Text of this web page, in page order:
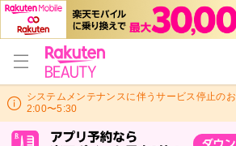
システムメンテナンスに伴うサービス停止の
2:00〜5:30